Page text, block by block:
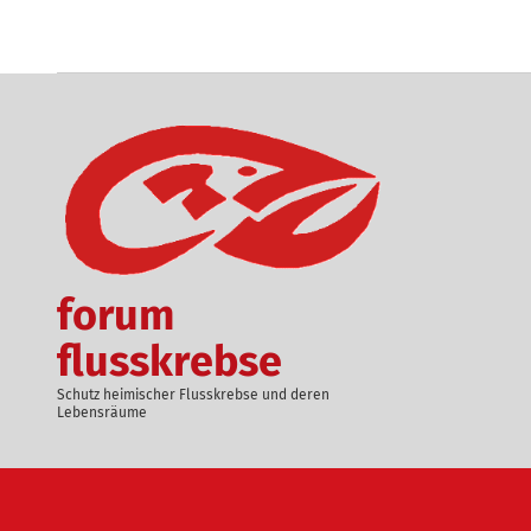
forum
flusskrebse
Schutz heimischer Flusskrebse und deren
Lebensräume